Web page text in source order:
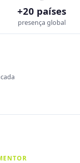
+20 países
presença global